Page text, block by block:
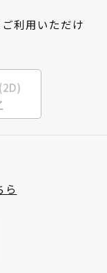
利用いただけ
ら